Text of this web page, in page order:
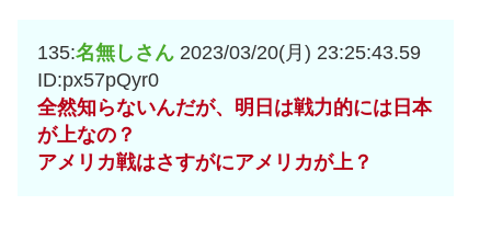
135:名無しさん 2023/03/20(月) 23:25:43.59
ID:px57pQyr0
全然知らないんだが、明日は戦力的には日本
が上なの？
アメリカ戦はさすがにアメリカが上？